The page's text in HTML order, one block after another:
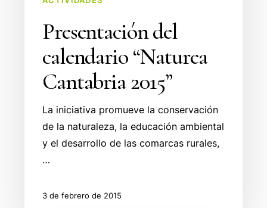
Presentación del
calendario “Naturea
Cantabria 2015”
La iniciativa promueve la conservación
de la naturaleza, la educación ambiental
y el desarrollo de las comarcas rurales,
…
3 de febrero de 2015